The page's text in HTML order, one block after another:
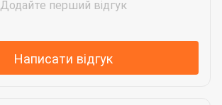
Додайте перший відгук
Написати відгук